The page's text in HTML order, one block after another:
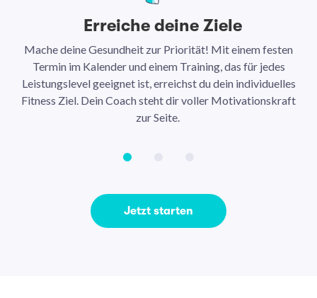
Erreiche deine Ziele
Mache deine Gesundheit zur Priorität! Mit einem festen
Termin im Kalender und einem Training, das für jedes
Leistungslevel geeignet ist, erreichst du dein individuelles
Fitness Ziel. Dein Coach steht dir voller Motivationskraft
zur Seite.
Jetzt starten